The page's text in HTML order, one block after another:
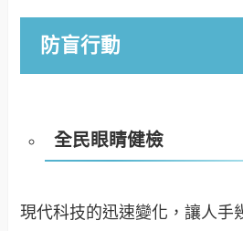
防盲行動
全民眼睛健檢
現代科技的迅速變化，讓人手